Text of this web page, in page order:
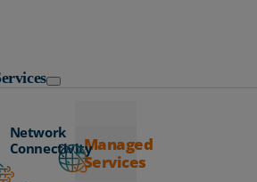
Network
ConnectivityManaged
Services